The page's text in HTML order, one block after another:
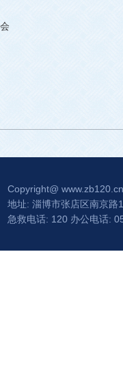
Copyright@ www.zb120.cn
地址: 淄博市张店区南京路
急救电话: 120 办公电话: